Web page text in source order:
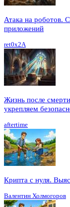
Атака на роботов.
приложений
ret0x2A
Жизнь после
укрепляем
aftertime
Крипта с нуля.
Валентин Холмогоров